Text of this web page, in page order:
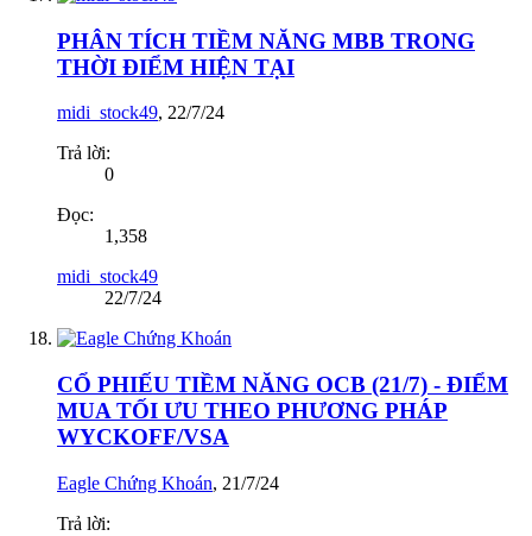
PHÂN TÍCH TIỀM NĂNG MBB TRONG
THỜI ĐIỂM HIỆN TẠI
midi_stock49, 22/7/24
Trả lời:
0
Đọc:
1,358
midi_stock49
22/7/24
CỔ PHIẾU TIỀM NĂNG OCB (21/7) - ĐIỂM
MUA TỐI ƯU THEO PHƯƠNG PHÁP
WYCKOFF/VSA
Eagle Chứng Khoán, 21/7/24
Trả lời: